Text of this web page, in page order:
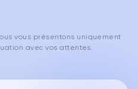
vous présentons uniquement
avec vos attentes.